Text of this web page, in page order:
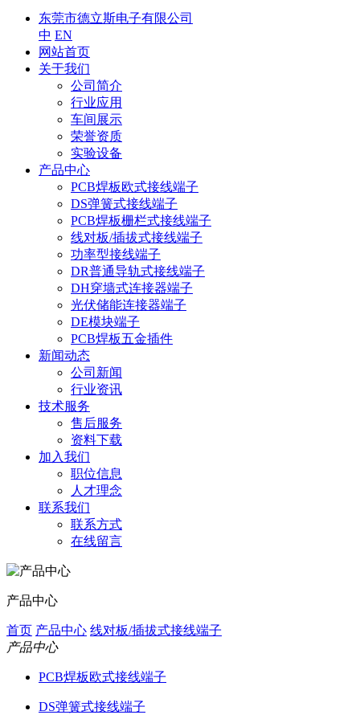
东莞市德立斯电子有限公司
中 EN
网站首页
关于我们
公司简介
行业应用
车间展示
荣誉资质
实验设备
产品中心
PCB焊板欧式接线端子
DS弹簧式接线端子
PCB焊板栅栏式接线端子
线对板/插拔式接线端子
功率型接线端子
DR普通导轨式接线端子
DH穿墙式连接器端子
光伏储能连接器端子
DE模块端子
PCB焊板五金插件
新闻动态
公司新闻
行业资讯
技术服务
售后服务
资料下载
加入我们
职位信息
人才理念
联系我们
联系方式
在线留言
产品中心
首页 产品中心 线对板/插拔式接线端子
产品中心
PCB焊板欧式接线端子
DS弹簧式接线端子